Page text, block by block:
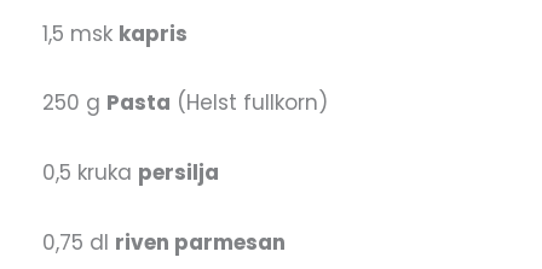
1,5 msk kapris
250 g Pasta (Helst fullkorn)
0,5 kruka persilja
0,75 dl riven parmesan